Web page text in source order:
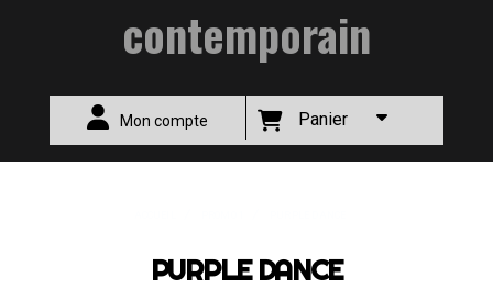
contemporain
Mon compte Panier
PURPLE DANCE